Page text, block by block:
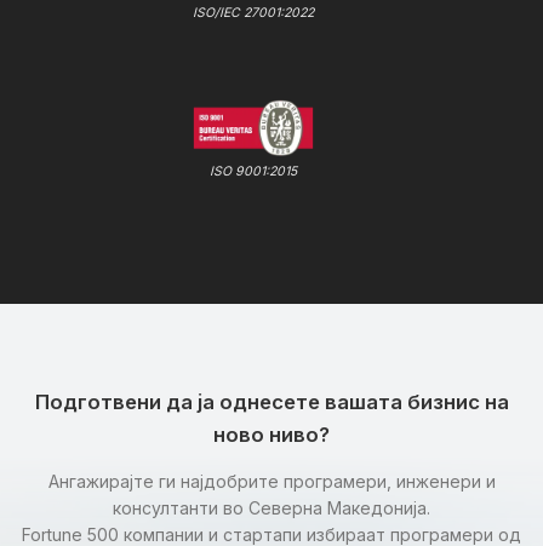
ISO/IEC 27001:2022
ISO 9001:2015
Подготвени да ја однесете вашата бизнис на
ново ниво?
Ангажирајте ги најдобрите програмери, инженери и
консултанти во Северна Македонија.
Fortune 500 компании и стартапи избираат програмери од